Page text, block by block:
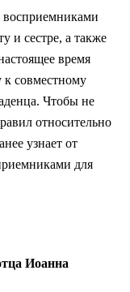
и сестре, а также
время
совместному
Чтобы не
относительно
узнает от
для
Иоанна